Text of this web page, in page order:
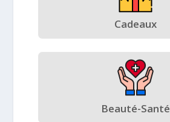
Cadeaux
Beauté-Santé